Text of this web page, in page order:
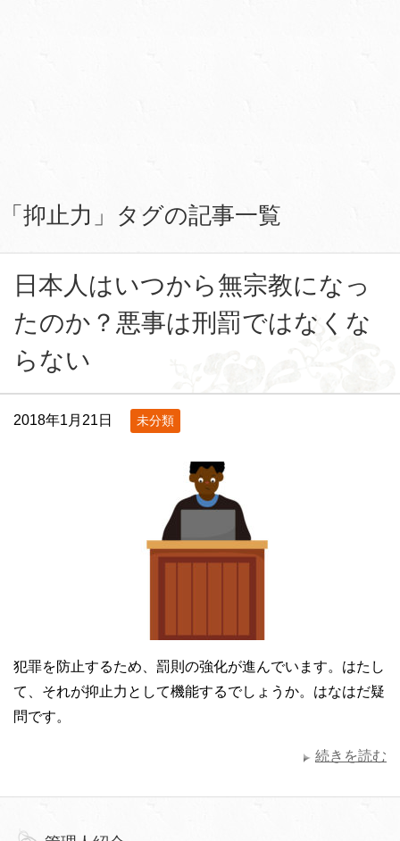
「抑止力」タグの記事一覧
日本人はいつから無宗教になっ
たのか？悪事は刑罰ではなくな
らない
2018年1月21日 未分類
犯罪を防止するため、罰則の強化が進んでいます。はたし
て、それが抑止力として機能するでしょうか。はなはだ疑
問です。
続きを読む